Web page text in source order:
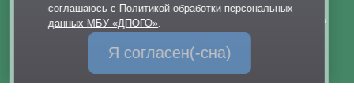
МБУ «Дирекция парков Одинцовского городского округа»
соглашаюсь с Политикой обработки персональных
данных МБУ «ДПОГО».
Я согласен(-сна)